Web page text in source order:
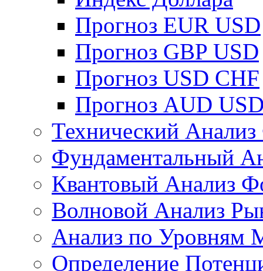
Прогноз EUR USD
Прогноз GBP USD
Прогноз USD CHF
Прогноз AUD
Технический
Фундаментальный
Квантовый Анализ
Волновой Анализ
Анализ по Уровням
Определение